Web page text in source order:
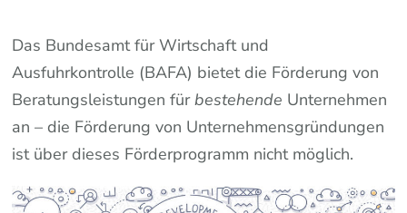
Das Bundesamt für Wirtschaft und
Ausfuhrkontrolle (BAFA) bietet die Förderung von
Beratungsleistungen fürbestehende Unternehmen
an – die Förderung von Unternehmensgründungen
ist über dieses Förderprogramm nicht möglich.